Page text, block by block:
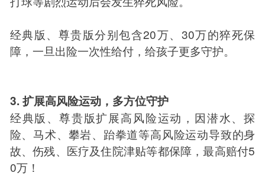
经典版、尊贵版分别包含20万、30万的猝死保
障，一旦出险一次性给付，给孩子更多守护。
3. 扩展高风险运动，多方位守护
经典版、尊贵版扩展高风险运动，因潜水、探
险、马术、攀岩、跆拳道等高风险运动导致的身
故、伤残、医疗及住院津贴等都保障，最高赔付5
0万！